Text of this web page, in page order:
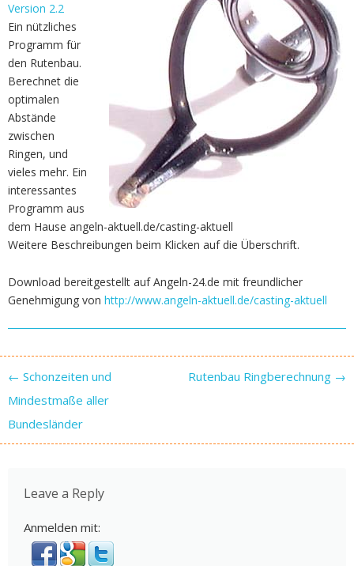
Version 2.2
Ein nützliches
Programm für
den Rutenbau.
Berechnet die
optimalen
Abstände
zwischen
Ringen, und
vieles mehr. Ein
interessantes
Programm aus
dem Hause angeln-aktuell.de/casting-aktuell
Weitere Beschreibungen beim Klicken auf die Überschrift.
Download bereitgestellt auf Angeln-24.de mit freundlicher
Genehmigung von http://www.angeln-aktuell.de/casting-aktuell
Post navigation
← Schonzeiten und
Mindestmaße aller
Bundesländer
Rutenbau Ringberechnung →
Leave a Reply
Anmelden mit: